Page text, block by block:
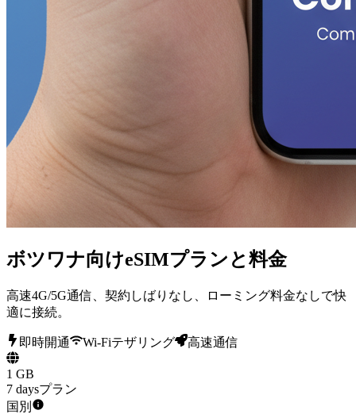
ボツワナ向けeSIMプランと料金
高速4G/5G通信、契約しばりなし、ローミング料金なしで快
適に接続。
即時開通 Wi-Fiテザリング 高速通信
1 GB
7 daysプラン
国別